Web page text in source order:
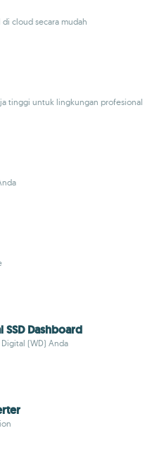
cloud secara mudah
tinggi untuk lingkungan profesional
Dashboard
Digital (WD) Anda